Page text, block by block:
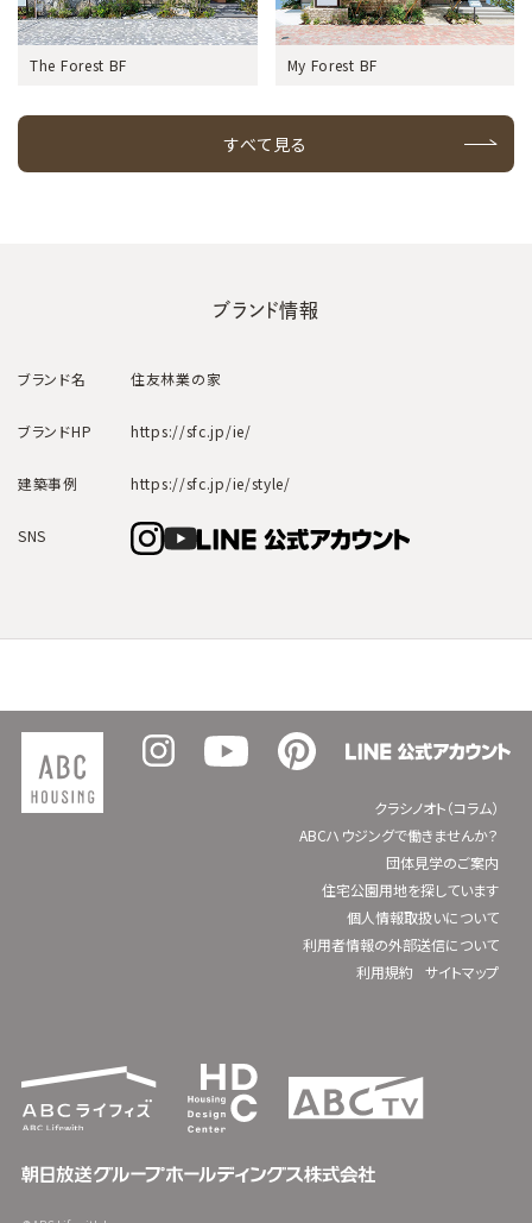
The Forest BF My Forest BF
すべて見る
ブランド情報
ブランド名 住友林業の家
ブランドHP https://sfc.jp/ie/
建築事例 https://sfc.jp/ie/style/
SNS
クラシノオト（コラム）
ABCハウジングで働きませんか？
団体見学のご案内
住宅公園用地を探しています
個人情報取扱いについて
利用者情報の外部送信について
利用規約
サイトマップ